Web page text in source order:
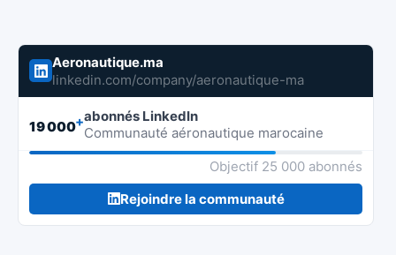
Aeronautique.ma
linkedin.com/company/aeronautique-ma
19 000+abonnés LinkedIn
Communauté aéronautique marocaine
Objectif 25 000 abonnés
Rejoindre la communauté